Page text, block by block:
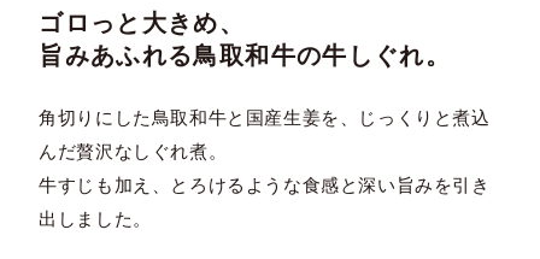
ゴロっと大きめ、
旨みあふれる鳥取和牛の牛しぐれ。
角切りにした鳥取和牛と国産生姜を、じっくりと煮込
んだ贅沢なしぐれ煮。
牛すじも加え、とろけるような食感と深い旨みを引き
出しました。